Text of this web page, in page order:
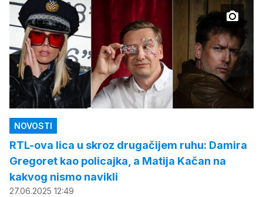
NOVOSTI
RTL-ova lica u skroz drugačijem ruhu: Damira
Gregoret kao policajka, a Matija Kačan na
kakvog nismo navikli
27.06.2025 12:49